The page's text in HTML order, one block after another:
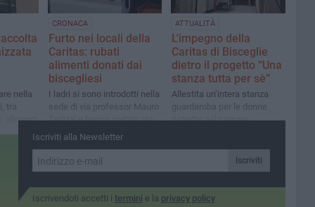
nella
tra
alimenti
CRONACA
Furto nei locali della
Caritas: rubati
alimenti donati dai
biscegliesi
I ladri si sono introdotti nella
sede di via professor Mauro
Terlizzi e hanno portato via
quanto era stato raccolto
supermercati
ATTUALITÀ
L'impegno della
Caritas di Bisceglie
dietro il progetto “Una
stanza tutta per sè”
Allestita un’intera stanza
guardaroba per le donne
ristrette nel carcere
Iscriviti alla Newsletter
Iscriviti
Iscrivendoti accetti i termini e la privacy policy